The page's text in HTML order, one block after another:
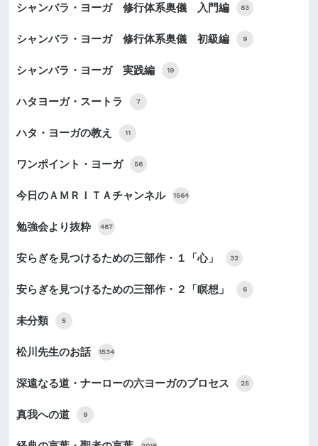
シャンバラ・ヨーガ 修行体系奥儀 入門編 83
シャンバラ・ヨーガ 修行体系奥儀 初級編 9
シャンバラ・ヨーガ 実践編 19
ハタヨーガ・スートラ 7
ハタ・ヨーガの教え 11
ワンポイント・ヨーガ 56
今日のＡＭＲＩＴＡチャンネル 1564
勉強会より抜粋 487
安らぎを見つけるための三部作・１「心」 32
安らぎを見つけるための三部作・２「瞑想」 6
未分類 5
松川先生のお話 1534
深遠なる道・ナーローの六ヨーガのプロセス 25
真我への道 9